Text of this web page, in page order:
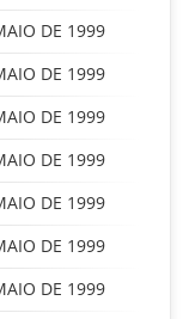
DE 1999
DE 1999
DE 1999
DE 1999
DE 1999
DE 1999
DE 1999